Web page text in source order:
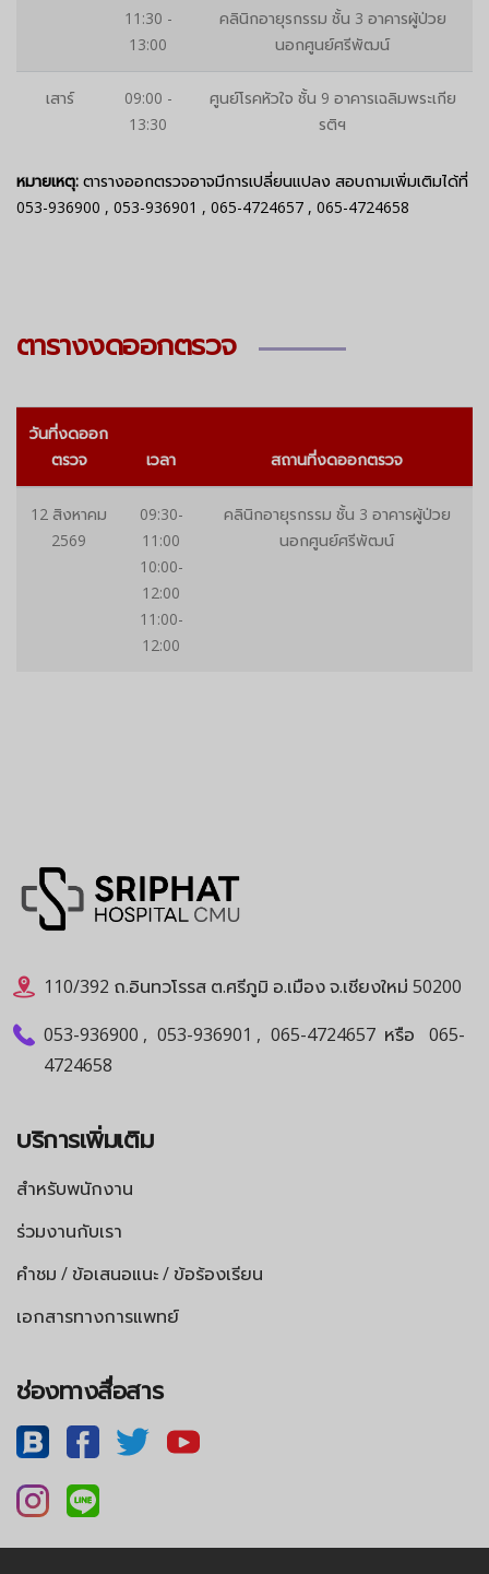
11:30 -
13:00
คลินิกอายุรกรรม ชั้น 3 อาคารผู้ป่วย
นอกศูนย์ศรีพัฒน์
เสาร์
09:00 -
13:30
ศูนย์โรคหัวใจ ชั้น 9 อาคารเฉลิมพระเกีย
รติฯ
หมายเหตุ: ตารางออกตรวจอาจมีการเปลี่ยนแปลง สอบถามเพิ่มเติมได้ที่
053-936900 , 053-936901 , 065-4724657 , 065-4724658
ตารางงดออกตรวจ
วันที่งดออก
ตรวจ
เวลา สถานที่งดออกตรวจ
12 สิงหาคม
2569
09:30-
11:00
10:00-
12:00
11:00-
12:00
คลินิกอายุรกรรม ชั้น 3 อาคารผู้ป่วย
นอกศูนย์ศรีพัฒน์
110/392 ถ.อินทวโรรส ต.ศรีภูมิ อ.เมือง จ.เชียงใหม่ 50200
053-936900 , 053-936901 , 065-4724657 หรือ
065-
4724658
บริการเพิ่มเติม
สำหรับพนักงาน
ร่วมงานกับเรา
คำชม / ข้อเสนอแนะ / ข้อร้องเรียน
เอกสารทางการแพทย์
ช่องทางสื่อสาร